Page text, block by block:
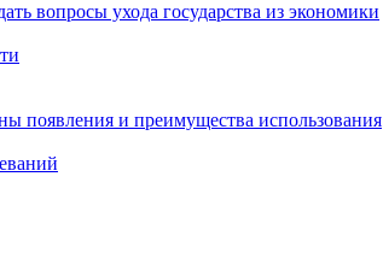
вопросы ухода государства из экономики
появления и преимущества использования